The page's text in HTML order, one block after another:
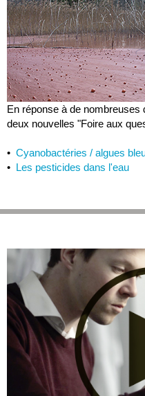
En réponse à de
deux nouvelles "Foire aux
• Cyanobactéries / algues
• Les pesticides dans l'eau